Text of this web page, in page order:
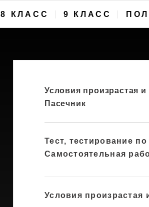
8 КЛАСС 9 КЛАСС
Условия произрастая
Пасечник
Тест, тестирование
Самостоятельная
Условия произрастая